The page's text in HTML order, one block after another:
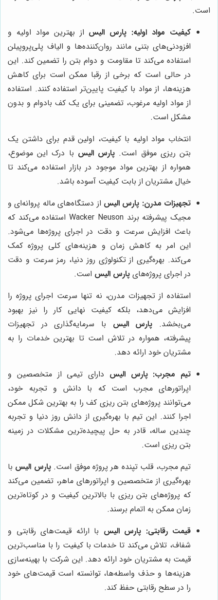
است.
کیفیت مواد اولیه: پارس الیس از بهترین مواد اولیه و
افزودنی‌های بتنی مانند روان‌کننده‌ها و الیاف پلی‌پروپیلن
استفاده می‌کند تا مقاومت و دوام بتن را تضمین کند. این
در حالی است که برخی از رقبا ممکن است برای کاهش
هزینه‌ها، از مواد با کیفیت پایین‌تر استفاده کنند. استفاده
از مواد اولیه مرغوب، تضمینی برای یک کف بادوام و بدون
مشکل است.
انتخاب مواد اولیه با کیفیت، اولین قدم برای داشتن یک
بتن ریزی موفق است. پارس الیس با درک این موضوع،
همواره از بهترین مواد موجود در بازار استفاده می‌کند تا
خیال مشتریان از بابت کیفیت آسوده باشد.
تجهیزات مدرن: پارس الیس از دستگاه‌های ماله پروانه‌ای و
مجیک پیشرفته برند Wacker Neuson استفاده می‌کند که
باعث افزایش سرعت و دقت در اجرای پروژه‌ها می‌شود.
این امر به کاهش زمان و هزینه‌های کلی پروژه کمک
می‌کند. بهره‌گیری از تکنولوژی روز دنیا، رمز سرعت و دقت
در اجرای پروژه‌های پارس الیس است.
استفاده از تجهیزات مدرن، نه تنها سرعت اجرای پروژه را
افزایش می‌دهد، بلکه کیفیت نهایی کار را نیز بهبود
می‌بخشد. پارس الیس با سرمایه‌گذاری در تجهیزات
پیشرفته، همواره در تلاش است تا بهترین خدمات را به
مشتریان خود ارائه دهد.
تیم مجرب: پارس الیس دارای تیمی از متخصصین و
اپراتورهای مجرب است که با دانش و تجربه خود،
می‌توانند پروژه‌های بتن ریزی کف را به بهترین شکل ممکن
اجرا کنند. این تیم با بهره‌گیری از دانش روز دنیا و تجربه
چندین ساله، قادر به حل پیچیده‌ترین مشکلات در زمینه
بتن ریزی است.
تیم مجرب، قلب تپنده هر پروژه موفق است.پارس الیس با
بهره‌گیری از متخصصین و اپراتورهای ماهر، تضمین می‌کند
که پروژه‌های بتن ریزی با بالاترین کیفیت و در کوتاه‌ترین
زمان ممکن به اتمام برسند.
قیمت رقابتی: پارس الیس با ارائه قیمت‌های رقابتی و
شفاف، تلاش می‌کند تا خدمات با کیفیت را با مناسب‌ترین
قیمت به مشتریان خود ارائه دهد. این شرکت با بهینه‌سازی
هزینه‌ها و حذف واسطه‌ها، توانسته است قیمت‌های خود
را در سطح رقابتی حفظ کند.